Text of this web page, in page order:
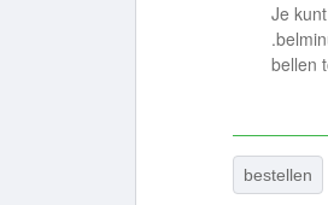
Je
bellen
bestellen